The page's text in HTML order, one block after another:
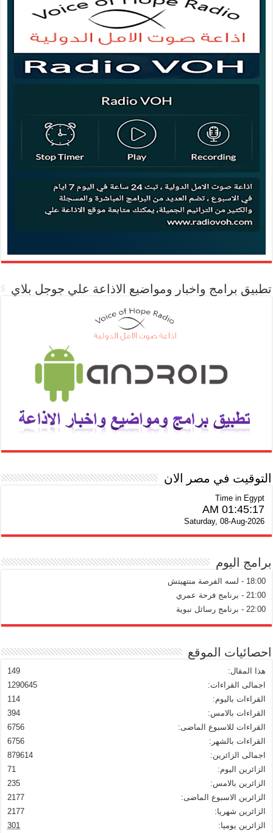
تطبيق برامج واخبار ومواضيع الاذاعة علي جوجل بلاي
التوقيت في مصر الان
Time in Egypt
01:45:18 AM
Saturday, 08-Aug-2026
برامج اليوم
18:00 - لسه الفرصة منتهيتش
21:00 - برنامج فرحة عمري
22:00 - برنامج رسائل نبوية
احصائيات الموقع
149
هذا المقال:
1290645
اجمالى القراءات:
114
القراءات باليوم:
394
القراءات بالامس:
6756
القراءات للاسبوع الماضى:
6756
القراءات بالشهر:
879614
اجمالى الزائرين:
71
الزائرين اليوم:
235
الزائرين بالامس:
2177
الزائرين الاسبوع الماضى:
2177
الزائرين شهريا:
301
الزائرين يوميا: